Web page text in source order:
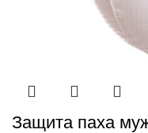
Защита паха